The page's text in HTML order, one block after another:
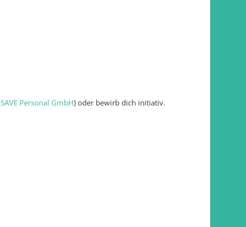
Personal GmbH) oder bewirb dich initiativ.